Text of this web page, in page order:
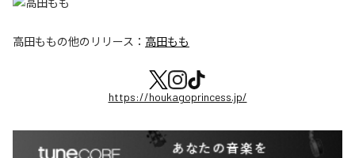
高田ももの他のリリース： 高田もも
https://houkagoprincess.jp/